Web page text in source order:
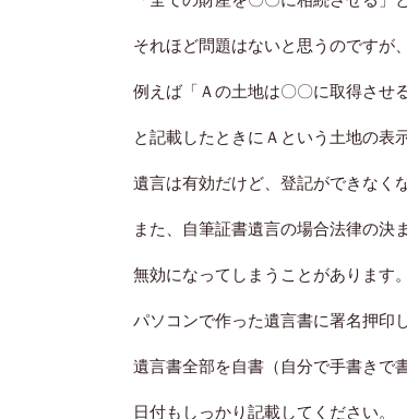
それほど問題はないと思うのですが、
例えば「Ａの土地は〇〇に取得させる
と記載したときにＡという土地の表
遺言は有効だけど、登記ができなく
また、自筆証書遺言の場合法律の決
無効になってしまうことがあります。
パソコンで作った遺言書に署名押印
遺言書全部を自書（自分で手書きで
日付もしっかり記載してください。